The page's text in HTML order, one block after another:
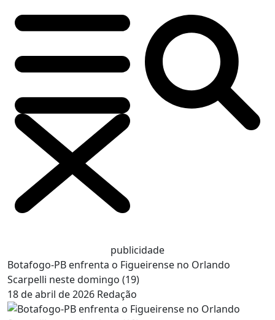
publicidade
Botafogo-PB enfrenta o Figueirense no Orlando
Scarpelli neste domingo (19)
18 de abril de 2026 Redação